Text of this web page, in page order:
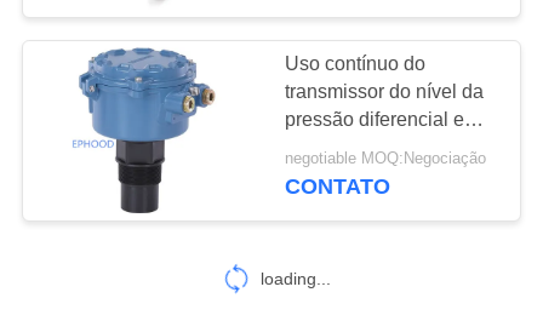
Uso contínuo do
transmissor do nível da
pressão diferencial em
áreas perigosas
negotiable MOQ:Negociação
CONTATO
loading...